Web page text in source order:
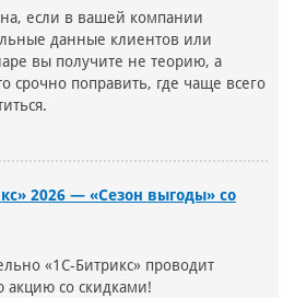
если в вашей компании
данные клиентов или
вы получите не теорию, а
срочно поправить, где чаще всего
2026 — «Сезон выгоды» со
«1С-Битрикс» проводит
со скидками!